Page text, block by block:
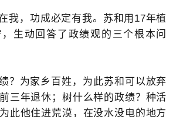
我，功成必定有我。苏和用17年植
生动回答了政绩观的三个根本问
？为家乡百姓，为此苏和可以放弃
三年退休；树什么样的政绩？种活
此他住进荒漠，在没水没电的地方